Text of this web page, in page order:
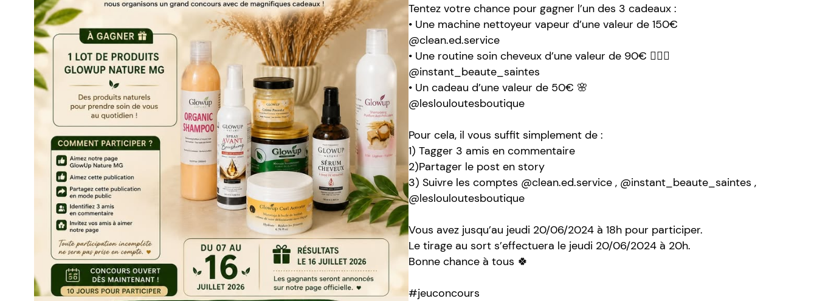
Tentez votre chance pour gagner l’un des 3 cadeaux :
• Une machine nettoyeur vapeur d’une valeur de 150€
@clean.ed.service
• Une routine soin cheveux d’une valeur de 90€ 💆🏻‍♀️
@instant_beaute_saintes
• Un cadeau d’une valeur de 50€ 🌸
@leslouloutesboutique
Pour cela, il vous suffit simplement de :
1) Tagger 3 amis en commentaire
2)Partager le post en story
3) Suivre les comptes @clean.ed.service , @instant_beaute_saintes ,
@leslouloutesboutique
Vous avez jusqu’au jeudi 20/06/2024 à 18h pour participer.
Le tirage au sort s’effectuera le jeudi 20/06/2024 à 20h.
Bonne chance à tous 🍀
#jeuconcours